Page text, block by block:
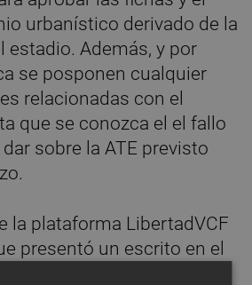
urbanístico derivado de la
estadio. Además, y por
se posponen cualquier
relacionadas con el
que se conozca el el fallo
sobre la ATE previsto
la plataforma LibertadVCF
presentó un escrito en el
dicha auditoría, y